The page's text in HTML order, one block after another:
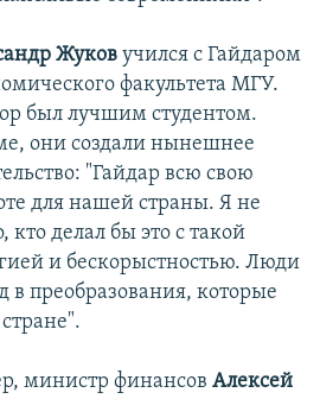
Жуков учился с Гайдаром
факультета МГУ.
был лучшим студентом.
они создали нынешнее
"Гайдар всю свою
для нашей страны. Я не
кто делал бы это с такой
и бескорыстностью. Люди
в преобразования, которые
министр финансов Алексей